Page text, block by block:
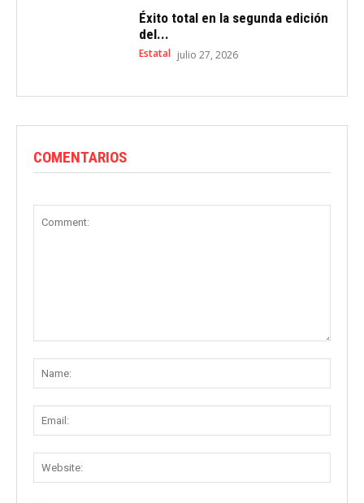
Éxito total en la segunda edición
del...
Estatal julio 27, 2026
COMENTARIOS